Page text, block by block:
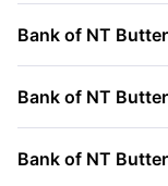
Bank of NT
Bank of NT
Bank of NT